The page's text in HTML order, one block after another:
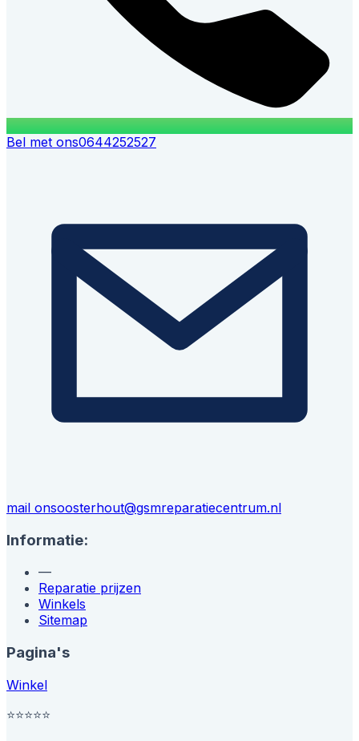
Bel met ons0644252527
mail onsoosterhout@gsmreparatiecentrum.nl
Informatie:
—
Reparatie prijzen
Winkels
Sitemap
Pagina's
Winkel
⭐⭐⭐⭐⭐